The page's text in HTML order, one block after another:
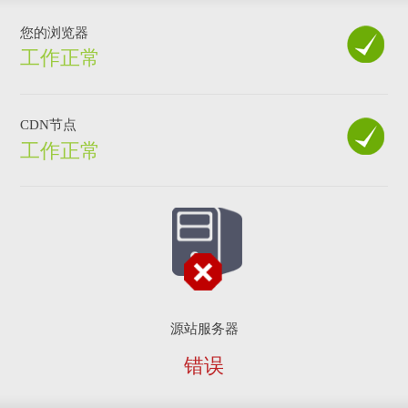
您的浏览器
工作正常
CDN节点
工作正常
源站服务器
错误